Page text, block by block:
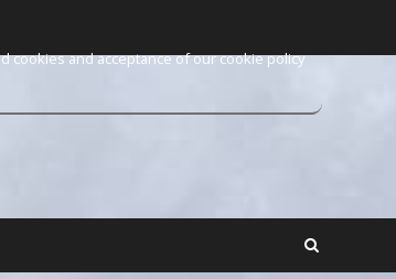
cookies and acceptance of our cookie policy